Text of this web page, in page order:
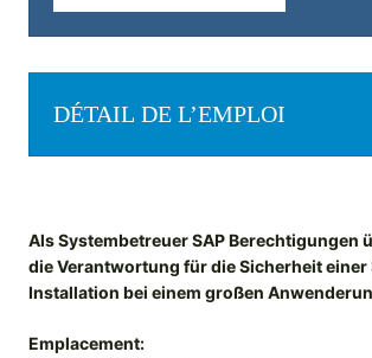
DÉTAIL DE L’EMPLOI
Als Systembetreuer SAP Berechtigungen
die Verantwortung für die Sicherheit einer
Installation bei einem großen
Emplacement: